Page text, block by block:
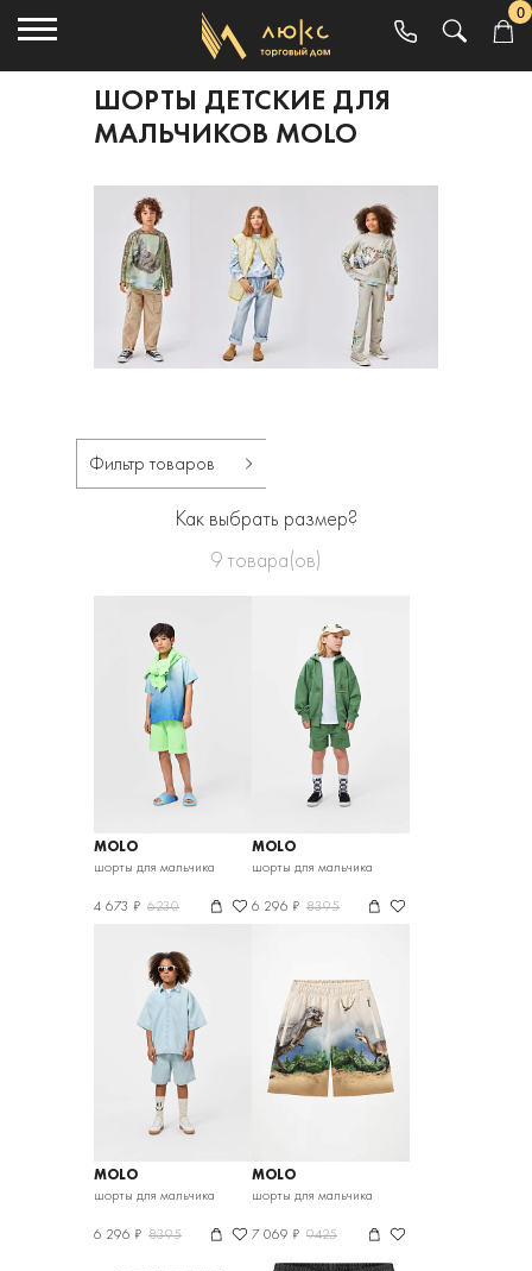
0
ШОРТЫ ДЕТСКИЕ ДЛЯ
МАЛЬЧИКОВ MOLO
Фильтр товаров
Как выбрать размер?
9товара(ов)
MOLO
шорты для мальчика
4 673 ₽ 6230
MOLO
шорты для мальчика
6 296 ₽ 8395
MOLO
шорты для мальчика
6 296 ₽ 8395
MOLO
шорты для мальчика
7 069 ₽ 9425